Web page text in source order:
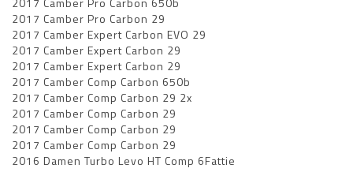
2017 Camber Pro Carbon 29
2017 Camber Expert Carbon EVO 29
2017 Camber Expert Carbon 29
2017 Camber Expert Carbon 29
2017 Camber Comp Carbon 650b
2017 Camber Comp Carbon 29 2x
2017 Camber Comp Carbon 29
2017 Camber Comp Carbon 29
2017 Camber Comp Carbon 29
2016 Damen Turbo Levo HT Comp 6Fattie